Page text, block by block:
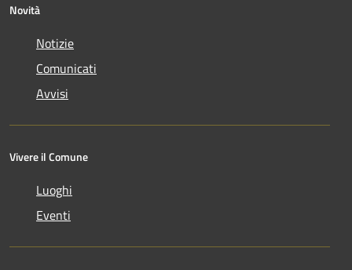
Novità
Notizie
Comunicati
Avvisi
Vivere il Comune
Luoghi
Eventi